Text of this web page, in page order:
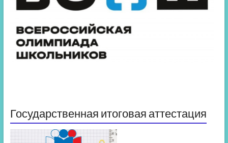
Государственная итоговая аттестация